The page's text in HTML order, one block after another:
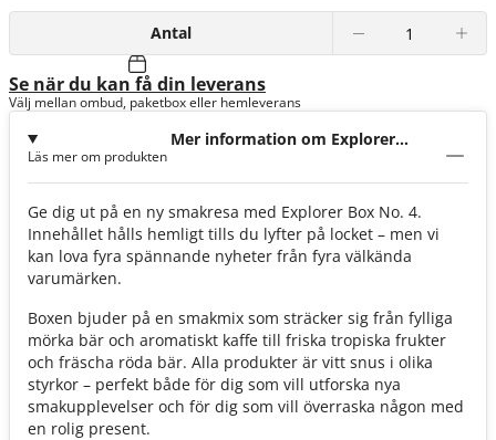
Antal
Se när du kan få din leverans
Välj mellan ombud, paketbox eller hemleverans
Mer information om Explorer
Läs mer om produkten
Ge dig ut på en ny smakresa med Explorer Box No. 4.
Innehållet hålls hemligt tills du lyfter på locket – men vi
kan lova fyra spännande nyheter från fyra välkända
varumärken.
Boxen bjuder på en smakmix som sträcker sig från fylliga
mörka bär och aromatiskt kaffe till friska tropiska frukter
och fräscha röda bär. Alla produkter är vitt snus i olika
styrkor – perfekt både för dig som vill utforska nya
smakupplevelser och för dig som vill överraska någon med
en rolig present.